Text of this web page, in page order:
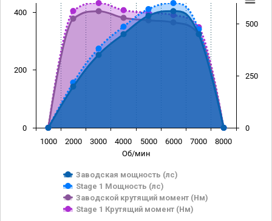
Об/мин
Заводская мощность (лс)
Stage 1 Мощность (лс)
Заводской крутящий момент (Нм)
Stage 1 Крутящий момент (Нм)
1000 2000 3000 4000 5000 6000 7000 8000
0
200
400
0
250
500